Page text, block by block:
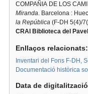
COMPAÑIA DE LOS
Miranda. Barcelona :
la República(F-DH 5(4)/
CRAI Biblioteca del
Enllaços
Inventari del Fons F-DH,
Documentació històrica
Data de